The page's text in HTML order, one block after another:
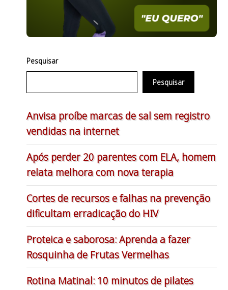
Pesquisar
Pesquisar
Anvisa proíbe marcas de sal sem registro
vendidas na internet
Após perder 20 parentes com ELA, homem
relata melhora com nova terapia
Cortes de recursos e falhas na prevenção
dificultam erradicação do HIV
Proteica e saborosa: Aprenda a fazer
Rosquinha de Frutas Vermelhas
Rotina Matinal: 10 minutos de pilates